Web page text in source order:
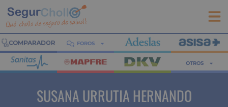
FOROS
OTROS
SUSANA URRUTIA HERNANDO